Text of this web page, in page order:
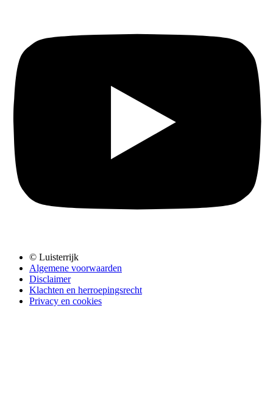
© Luisterrijk
Algemene voorwaarden
Disclaimer
Klachten en herroepingsrecht
Privacy en cookies